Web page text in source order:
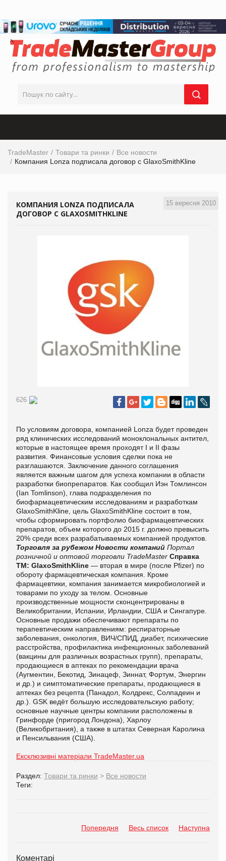
TradeMaster Товари та ринки
Все новости
Компания Lonza подписала договор с GlaxoSmithKline
15 вересня 2010
КОМПАНИЯ LONZA ПОДПИСАЛА
ДОГОВОР С GLAXOSMITHKLINE
626
По условиям договора, компанией Lonza будет проведен
ряд клинических исследований моноклональных антител,
которые в настоящее время проходят I и II фазы
развития. Финансовые условия сделки пока не
разглашаются. Заключение данного соглашения
является важным шагом для успеха компании в области
разработки биопрепаратов. Как сообщил Иэн Томлинсон
(Ian Tomlinson), глава подразделения по
биофармацевтическим исследованиям и разработкам
GlaxoSmithKline, цель GlaxoSmithKline состоит в том,
чтобы сформировать портфолио биофармацевтических
препаратов, объем которого до 2015 г. должно превысить
20% среди всех разрабатываемых компанией продуктов.
Торговля за рубежом Новости компаний Портал
розничной и оптовой торговли TradeMaster Справка
ТМ: GlaxoSmithKline — вторая в мире (после Pfizer) по
обороту фармацевтическая компания. Кроме
фармацевтики, компания занимается микробиологией и
товарами по уходу за телом. Основные
производственные мощности сконцентрированы в
Великобритании, Испании, Ирландии, США и Сингапуре.
Основные продажи обеспечивают препараты по
терапевтическим направлениям: респираторные
заболевания, онкология, ВИЧ/СПИД, диабет, психические
расстройства, профилактика инфекционных заболеваний
(вакцины для различных возрастных групп), препараты,
продающиеся в аптеках по рекомендации врача
(Аугментин, Бекотид, Зинацеф, Зиннат, Фортум, Энергин
и др.) и симптоматические препараты, продающиеся в
аптеках без рецепта (Панадол, Колдрекс, Солпадеин и
др.). GSK ведёт большую исследовательскую работу;
основные научные центры компании расположены в
Гринфорде (пригород Лондона), Харлоу
(Великобритания), а также в штатах Северная Каролина
и Пенсильвания (США).
Ексклюзивні матеріали TradeMaster.ua
Раздел: Товари та ринки > Все новости
Теги:
Попередня Весь список Наступна
Коментарі